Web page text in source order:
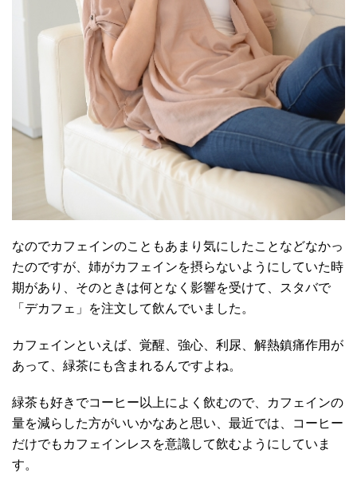
なのでカフェインのこともあまり気にしたことなどなかっ
たのですが、姉がカフェインを摂らないようにしていた時
期があり、そのときは何となく影響を受けて、スタバで
「デカフェ」を注文して飲んでいました。
カフェインといえば、覚醒、強心、利尿、解熱鎮痛作用が
あって、緑茶にも含まれるんですよね。
緑茶も好きでコーヒー以上によく飲むので、カフェインの
量を減らした方がいいかなあと思い、最近では、コーヒー
だけでもカフェインレスを意識して飲むようにしていま
す。